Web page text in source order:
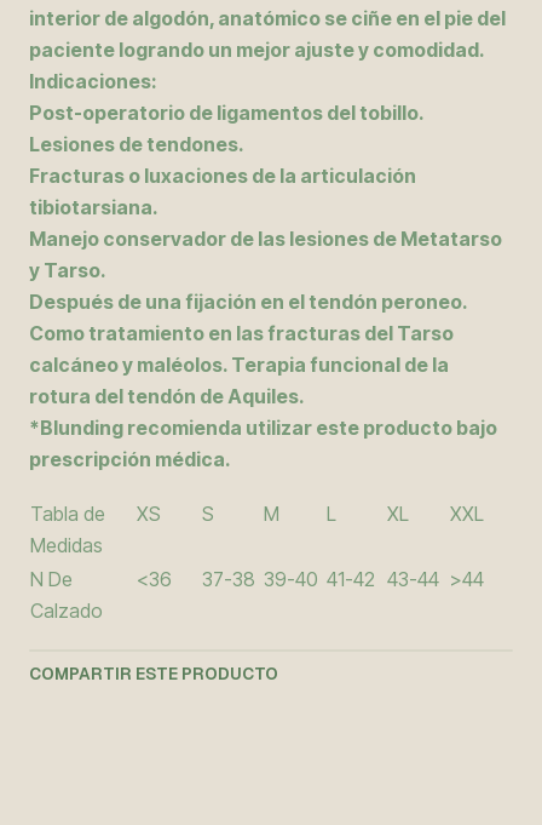
interior de algodón, anatómico se ciñe en el pie del
paciente logrando un mejor ajuste y comodidad.
Indicaciones:
Post-operatorio de ligamentos del tobillo.
Lesiones de tendones.
Fracturas o luxaciones de la articulación
tibiotarsiana.
Manejo conservador de las lesiones de Metatarso
y Tarso.
Después de una fijación en el tendón peroneo.
Como tratamiento en las fracturas del Tarso
calcáneo y maléolos. Terapia funcional de la
rotura del tendón de Aquiles.
*Blunding recomienda utilizar este producto bajo
prescripción médica.
Tabla de
Medidas
XS S M L XL XXL
N De
Calzado
<36 37-38 39-40 41-42 43-44 >44
COMPARTIR ESTE PRODUCTO